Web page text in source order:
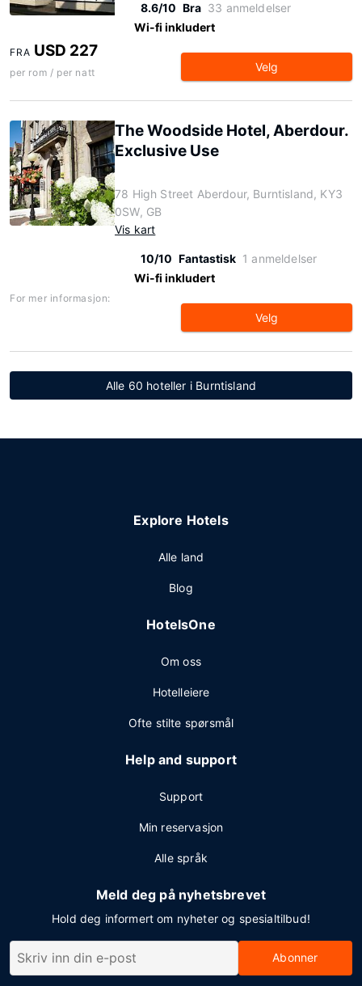
8.6/10 Bra 33 anmeldelser
Wi-fi inkludert
FRA USD 227
per rom / per natt Velg
The Woodside Hotel, Aberdour.
Exclusive Use
78 High Street Aberdour, Burntisland, KY3
0SW, GB
Vis kart
10/10 Fantastisk 1 anmeldelser
Wi-fi inkludert
For mer informasjon:
Velg
Alle 60 hoteller i Burntisland
Explore Hotels
Alle land
Blog
HotelsOne
Om oss
Hotelleiere
Ofte stilte spørsmål
Help and support
Support
Min reservasjon
Alle språk
Meld deg på nyhetsbrevet
Hold deg informert om nyheter og spesialtilbud!
Abonner